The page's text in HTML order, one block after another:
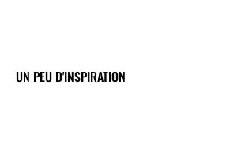
UN PEU D'INSPIRATION